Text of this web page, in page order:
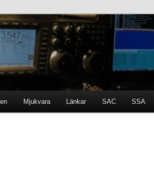
Mjukvara Länkar SAC SSA